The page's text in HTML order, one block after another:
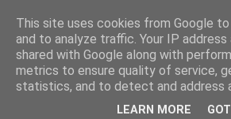
This site uses cookies from Google
and to analyze traffic. Your IP address
shared with Google along with
metrics to ensure quality of service,
statistics, and to detect and address
LEARN MORE